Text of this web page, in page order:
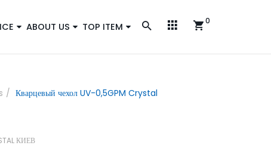
0
ABOUT US TOP ITEM
Кварцевый чехол UV-0,5GPM Crystal
КИЕВ